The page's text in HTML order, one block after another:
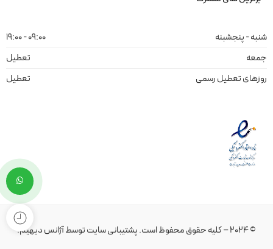
شنبه - پنجشبنه
09:00 - 19:00
جمعه
تعطیل
روزهای تعطیل رسمی
تعطیل
© 2024 – کلیه حقوق محفوظ است. پشتیبانی سایتتوسطآژانس دیهیم.